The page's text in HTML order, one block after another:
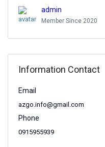
admin
Member Since 2020
Information Contact
Email
azgo.info@gmail.com
Phone
0915955939